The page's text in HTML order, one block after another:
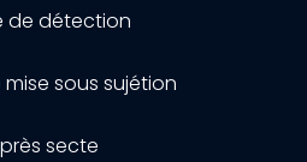
de détection
sous sujétion
secte